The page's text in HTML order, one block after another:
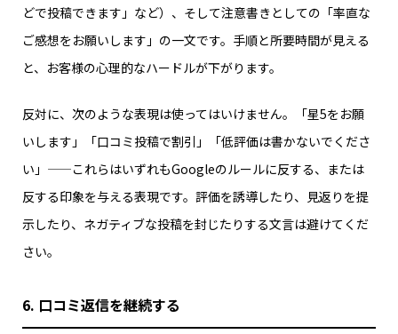
どで投稿できます」など）、そして注意書きとしての「率直な
ご感想をお願いします」の一文です。手順と所要時間が見える
と、お客様の心理的なハードルが下がります。
反対に、次のような表現は使ってはいけません。「星5をお願
いします」「口コミ投稿で割引」「低評価は書かないでくださ
い」——これらはいずれもGoogleのルールに反する、または
反する印象を与える表現です。評価を誘導したり、見返りを提
示したり、ネガティブな投稿を封じたりする文言は避けてくだ
さい。
6. 口コミ返信を継続する